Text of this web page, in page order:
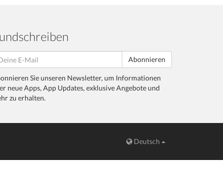
Abonnieren
Sie unseren Newsletter, um Informationen
neue Apps, App Updates, exklusive Angebote und
zu erhalten.
Deutsch